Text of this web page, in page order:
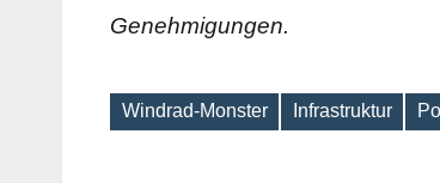
Genehmigungen.
Schlagwörter
Windrad-Monster Infrastruktur